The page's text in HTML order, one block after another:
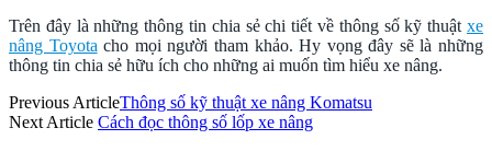
Trên đây là những thông tin chia sẻ chi tiết về thông số kỹ thuật xe
nâng Toyota cho mọi người tham khảo. Hy vọng đây sẽ là những
thông tin chia sẻ hữu ích cho những ai muốn tìm hiểu xe nâng.
Previous ArticleThông số kỹ thuật xe nâng Komatsu
Next Article Cách đọc thông số lốp xe nâng